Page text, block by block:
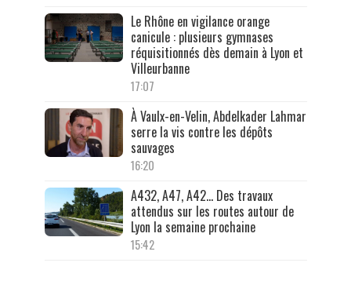
Le Rhône en vigilance orange
canicule : plusieurs gymnases
réquisitionnés dès demain à Lyon et
Villeurbanne
17:07
À Vaulx-en-Velin, Abdelkader Lahmar
serre la vis contre les dépôts
sauvages
16:20
A432, A47, A42… Des travaux
attendus sur les routes autour de
Lyon la semaine prochaine
15:42